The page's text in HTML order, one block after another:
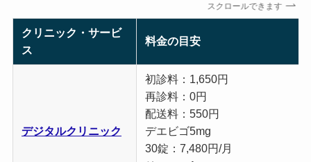
スクロールできます
クリニック・サービ
ス
料金の目安
デジタルクリニック
初診料：1,650円
再診料：0円
配送料：550円
デエビゴ5mg
30錠：7,480円/月